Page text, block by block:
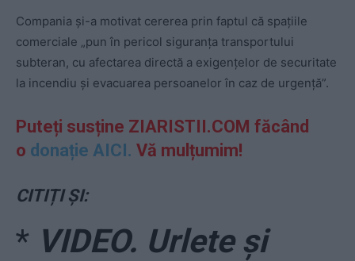
Compania și-a motivat cererea prin faptul că spațiile
comerciale „pun în pericol siguranța transportului
subteran, cu afectarea directă a exigențelor de securitate
la incendiu şi evacuarea persoanelor în caz de urgență”.
Puteți susține ZIARISTII.COM făcând
o donație AICI. Vă mulțumim!
CITIȚI ȘI:
* VIDEO. Urlete și